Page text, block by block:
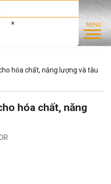
×
hóa chất, năng lượng và tàu
hóa chất, năng